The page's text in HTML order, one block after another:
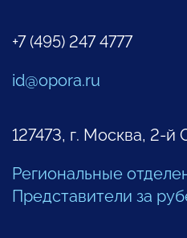
+7 (495) 247 4777
id@opora.ru
127473, г. Москва, 2-й
Региональные
Представители за